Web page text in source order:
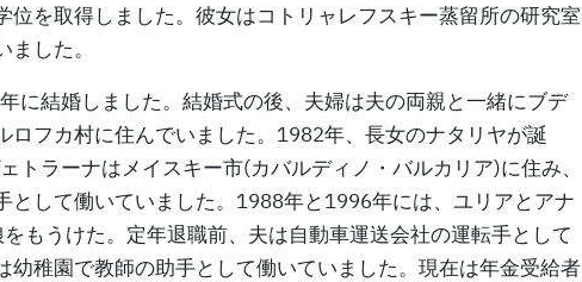
位を取得しました。彼女はコトリャレフスキー蒸留所の研究室
した。
に結婚しました。結婚式の後、夫婦は夫の両親と一緒にブデ
ロフカ村に住んでいました。1982年、長女のナタリヤが誕
トラーナはメイスキー市(カバルディノ・バルカリア)に住み、
として働いていました。1988年と1996年には、ユリアとアナ
もうけた。定年退職前、夫は自動車運送会社の運転手として
幼稚園で教師の助手として働いていました。現在は年金受給者